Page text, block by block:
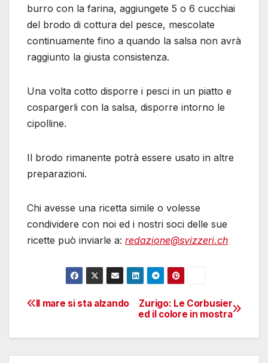
burro con la farina, aggiungete 5 o 6 cucchiai
del brodo di cottura del pesce, mescolate
continuamente fino a quando la salsa non avrà
raggiunto la giusta consistenza.
Una volta cotto disporre i pesci in un piatto e
cospargerli con la salsa, disporre intorno le
cipolline.
Il brodo rimanente potrà essere usato in altre
preparazioni.
Chi avesse una ricetta simile o volesse
condividere con noi ed i nostri soci delle sue
ricette può inviarle a: redazione@svizzeri.ch
Navigazione
articoli
Zurigo: Le Corbusier
ed il colore in mostra
Il mare si sta alzando